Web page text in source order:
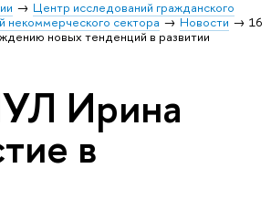
Центр исследований гражданского
некоммерческого сектора Новости
16
новых тенденций в развитии
Ирина
в